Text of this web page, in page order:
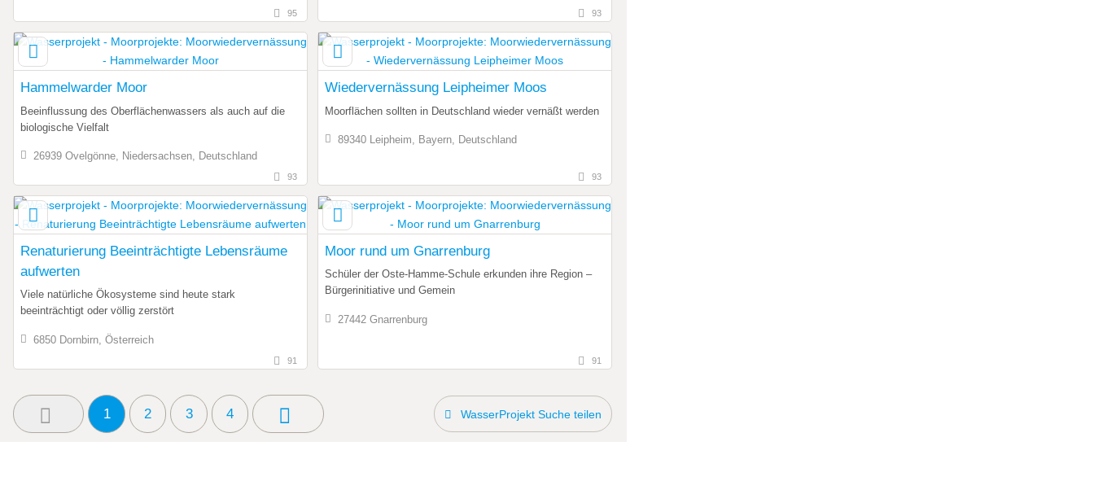
95 93
Hammelwarder Moor
Beeinflussung des Oberflächenwassers als auch auf die
biologische Vielfalt
26939 Ovelgönne, Niedersachsen, Deutschland
93
Wiedervernässung Leipheimer Moos
Moorflächen sollten in Deutschland wieder vernäßt werden
89340 Leipheim, Bayern, Deutschland
93
Renaturierung Beeinträchtigte Lebensräume
aufwerten
Viele natürliche Ökosysteme sind heute stark
beeinträchtigt oder völlig zerstört
6850 Dornbirn, Österreich
91
Moor rund um Gnarrenburg
Schüler der Oste-Hamme-Schule erkunden ihre Region –
Bürgerinitiative und Gemein
27442 Gnarrenburg
91
1 2 3 4 WasserProjekt Suche teilen